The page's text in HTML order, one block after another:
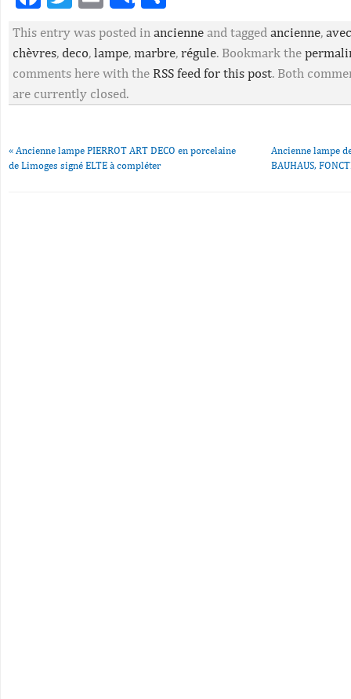
This entry was posted in ancienne and tagged ancienne, avec
chèvres, deco, lampe, marbre, régule. Bookmark the
comments here with the RSS feed for this post. Both
are currently closed.
« Ancienne lampe PIERROT ART DECO en porcelaine
de Limoges signé ELTE à compléter
Ancienne lampe
BAUHAUS,